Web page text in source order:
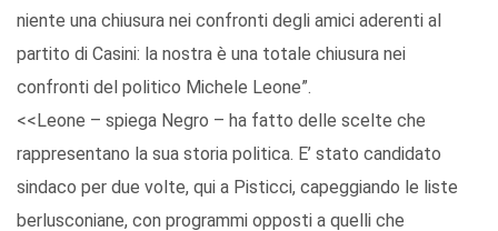
niente una chiusura nei confronti degli amici aderenti al
partito di Casini: la nostra è una totale chiusura nei
confronti del politico Michele Leone”.
<<Leone – spiega Negro – ha fatto delle scelte che
rappresentano la sua storia politica. E’ stato candidato
sindaco per due volte, qui a Pisticci, capeggiando le liste
berlusconiane, con programmi opposti a quelli che